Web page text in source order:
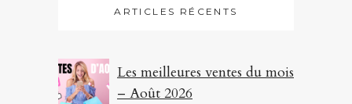
ARTICLES RÉCENTS
Les meilleures ventes du mois
– Août 2026